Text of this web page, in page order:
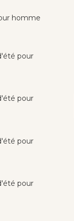
homme
pour
pour
pour
pour